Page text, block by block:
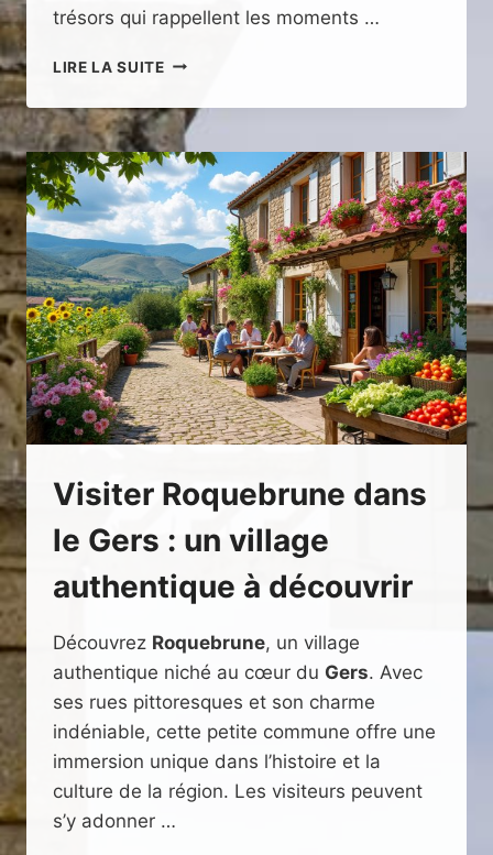
trésors qui rappellent les moments …
LIRE LA SUITESOUVENIRS
À
RAPPORTER
DU
GERS
Visiter Roquebrune dans
le Gers : un village
authentique à découvrir
Découvrez Roquebrune, un village
authentique niché au cœur du Gers. Avec
ses rues pittoresques et son charme
indéniable, cette petite commune offre une
immersion unique dans l’histoire et la
culture de la région. Les visiteurs peuvent
s’y adonner …